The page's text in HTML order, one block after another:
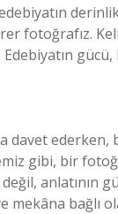
fotoğrafız.
gücü,
ederken,
gibi, bir
anlatının
mekâna bağlı